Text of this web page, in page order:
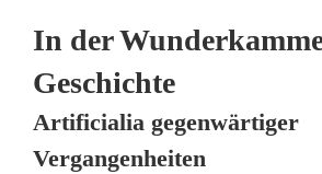
In der
Geschichte
Artificialia gegenwärtiger
Vergangenheiten